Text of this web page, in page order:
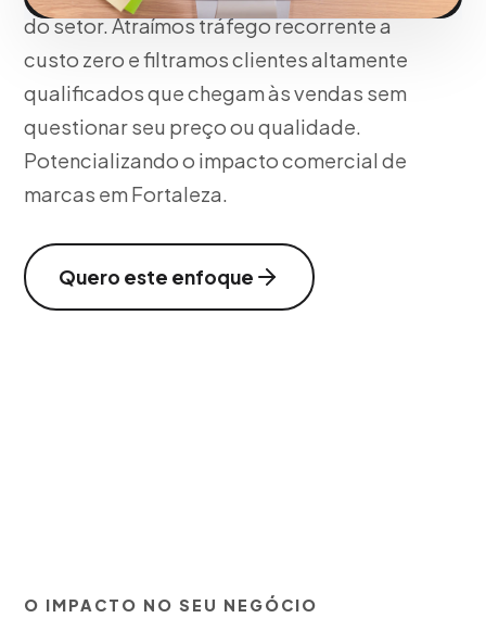
do setor. Atraímos tráfego recorrente a
custo zero e filtramos clientes altamente
qualificados que chegam às vendas sem
questionar seu preço ou qualidade.
Potencializando o impacto comercial de
marcas em Fortaleza.
Quero este enfoque
O IMPACTO NO SEU NEGÓCIO